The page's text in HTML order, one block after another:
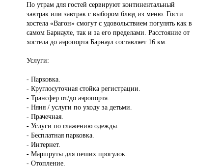
По утрам для гостей сервируют континентальный
завтрак или завтрак с выбором блюд из меню. Гости
хостела «Вагон» смогут с удовольствием погулять как в
самом Барнауле, так и за его пределами. Расстояние от
хостела до аэропорта Барнаул составляет 16 км.
Услуги:
- Парковка.
- Круглосуточная стойка регистрации.
- Трансфер от/до аэропорта.
- Няня / услуги по уходу за детьми.
- Прачечная.
- Услуги по глажению одежды.
- Бесплатная парковка.
- Интернет.
- Маршруты для пеших прогулок.
- Отопление.